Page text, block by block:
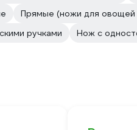
Прямые (ножи для овощей
ручками Нож с